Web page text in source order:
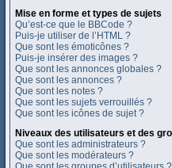
Mise en forme et types de sujets
Qu’est-ce que le BBCode ?
Puis-je utiliser de l’HTML ?
Que sont les émoticônes ?
Puis-je insérer des images ?
Que sont les annonces globales ?
Que sont les annonces ?
Que sont les notes ?
Que sont les sujets verrouillés ?
Que sont les icônes de sujet ?
Niveaux des utilisateurs et des
Que sont les administrateurs ?
Que sont les modérateurs ?